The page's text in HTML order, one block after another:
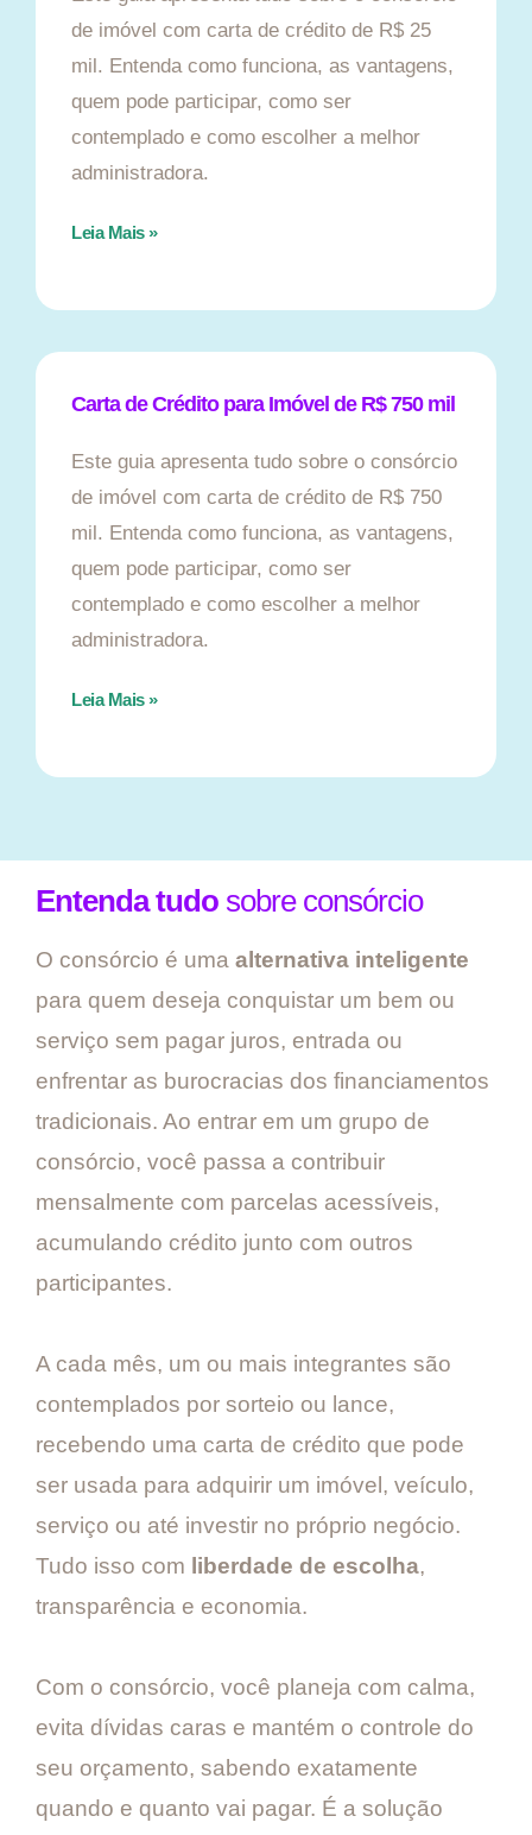
de imóvel com carta de crédito de R$ 25
mil. Entenda como funciona, as vantagens,
quem pode participar, como ser
contemplado e como escolher a melhor
administradora.
Leia Mais »
Carta de Crédito para Imóvel de R$ 750 mil
Este guia apresenta tudo sobre o consórcio
de imóvel com carta de crédito de R$ 750
mil. Entenda como funciona, as vantagens,
quem pode participar, como ser
contemplado e como escolher a melhor
administradora.
Leia Mais »
Entenda tudo sobre consórcio
O consórcio é uma alternativa inteligente
para quem deseja conquistar um bem ou
serviço sem pagar juros, entrada ou
enfrentar as burocracias dos financiamentos
tradicionais. Ao entrar em um grupo de
consórcio, você passa a contribuir
mensalmente com parcelas acessíveis,
acumulando crédito junto com outros
participantes.
A cada mês, um ou mais integrantes são
contemplados por sorteio ou lance,
recebendo uma carta de crédito que pode
ser usada para adquirir um imóvel, veículo,
serviço ou até investir no próprio negócio.
Tudo isso com liberdade de escolha,
transparência e economia.
Com o consórcio, você planeja com calma,
evita dívidas caras e mantém o controle do
seu orçamento, sabendo exatamente
quando e quanto vai pagar. É a solução